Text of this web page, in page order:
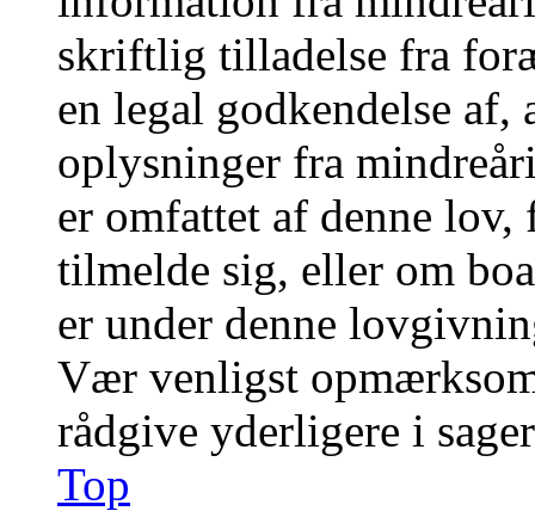
skriftlig tilladelse fra
en legal godkendelse af,
oplysninger fra
er omfattet af denne
tilmelde sig, eller om
er under denne
Vær venligst
rådgive yderligere i
Top